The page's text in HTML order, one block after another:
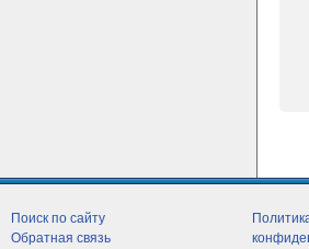
Поиск по сайту
Обратная связь